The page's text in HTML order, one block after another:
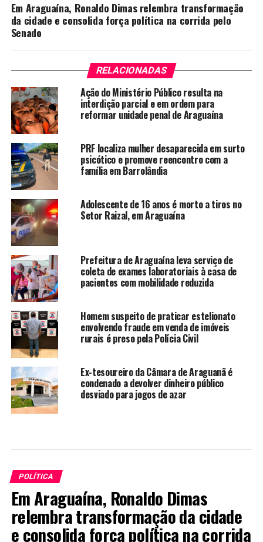
Em Araguaína, Ronaldo Dimas relembra transformação
da cidade e consolida força política na corrida pelo
Senado
RELACIONADAS
Ação do Ministério Público resulta na
interdição parcial e em ordem para
reformar unidade penal de Araguaína
PRF localiza mulher desaparecida em surto
psicótico e promove reencontro com a
família em Barrolândia
Adolescente de 16 anos é morto a tiros no
Setor Raizal, em Araguaína
Prefeitura de Araguaína leva serviço de
coleta de exames laboratoriais à casa de
pacientes com mobilidade reduzida
Homem suspeito de praticar estelionato
envolvendo fraude em venda de imóveis
rurais é preso pela Polícia Civil
Ex-tesoureiro da Câmara de Araguanã é
condenado a devolver dinheiro público
desviado para jogos de azar
POLÍTICA
Em Araguaína, Ronaldo Dimas
relembra transformação da cidade
e consolida força política na corrida